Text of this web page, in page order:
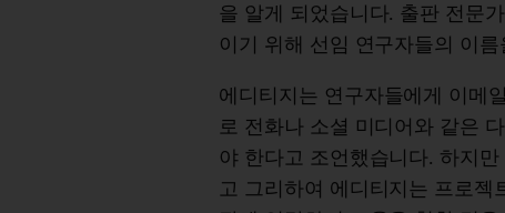
을 알게 되었습니다. 출판 전문
이기 위해 선임 연구자들의 이
에디티지는 연구자들에게 이메
로 전화나 소셜 미디어와 같은
야 한다고 조언했습니다. 하지
고 그리하여 에디티지는 프로